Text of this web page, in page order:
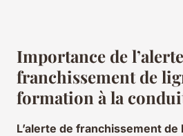
Importance de
franchissement de
formation à la
L’alerte de franchissement de